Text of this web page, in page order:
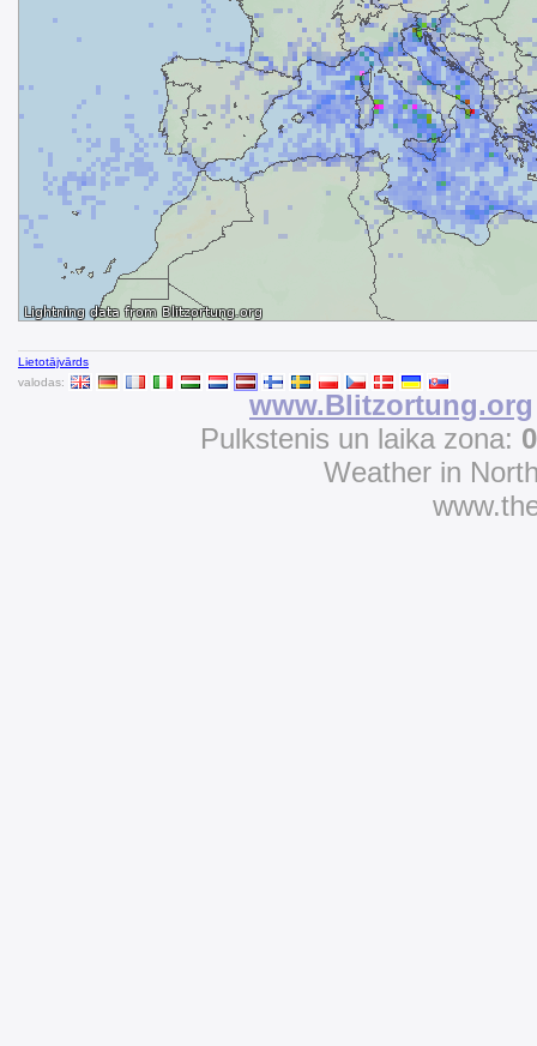
Lietotājvārds
valodas:
www.Blitzortung.org
Pulkstenis un laika zona:
Weather in